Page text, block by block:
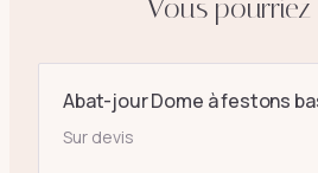
Vous pourriez
Abat-jour Dome à festons
Sur devis